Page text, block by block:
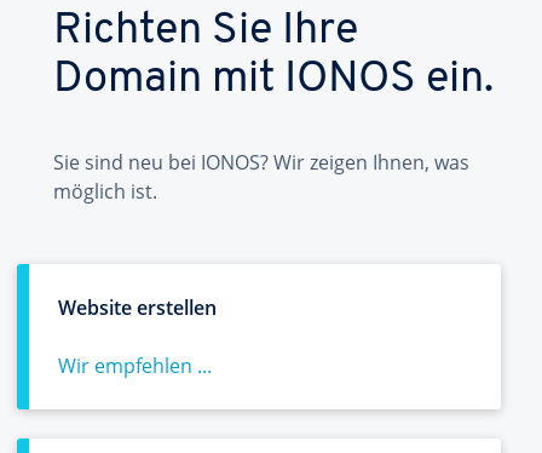
Richten Sie Ihre
Domain mit IONOS ein.
Sie sind neu bei IONOS? Wir zeigen Ihnen, was
möglich ist.
Website erstellen
Wir empfehlen ...